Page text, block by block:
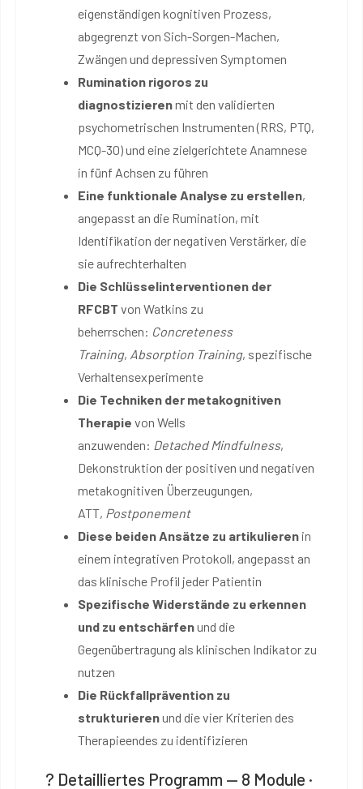
eigenständigen kognitiven Prozess,
abgegrenzt von Sich-Sorgen-Machen,
Zwängen und depressiven Symptomen
Rumination rigoros zu
diagnostizierenmit den validierten
psychometrischen Instrumenten (RRS, PTQ,
MCQ-30) und eine zielgerichtete Anamnese
in fünf Achsen zu führen
Eine funktionale Analyse zu erstellen,
angepasst an die Rumination, mit
Identifikation der negativen Verstärker, die
sie aufrechterhalten
Die Schlüsselinterventionen der
RFCBT von Watkins zu
beherrschen: Concreteness
Training, Absorption Training, spezifische
Verhaltensexperimente
Die Techniken der metakognitiven
Therapie von Wells
anzuwenden: Detached Mindfulness,
Dekonstruktion der positiven und negativen
metakognitiven Überzeugungen,
ATT, Postponement
Diese beiden Ansätze zu artikulieren in
einem integrativen Protokoll, angepasst an
das klinische Profil jeder Patientin
Spezifische Widerstände zu erkennen
und zu entschärfenund die
Gegenübertragung als klinischen Indikator zu
nutzen
Die Rückfallprävention zu
strukturierenund die vier Kriterien des
Therapieendes zu identifizieren
? Detailliertes Programm — 8 Module ·